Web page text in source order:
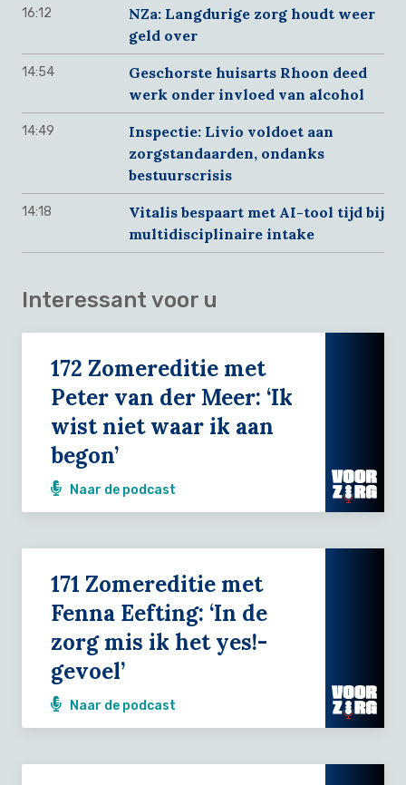
16:12
NZa: Langdurige zorg houdt weer
geld over
14:54
Geschorste huisarts Rhoon deed
werk onder invloed van alcohol
14:49
Inspectie: Livio voldoet aan
zorgstandaarden, ondanks
bestuurscrisis
14:18
Vitalis bespaart met AI-tool tijd bij
multidisciplinaire intake
Interessant voor u
172 Zomereditie met
Peter van der Meer: ‘Ik
wist niet waar ik aan
begon’
Naar de podcast
171 Zomereditie met
Fenna Eefting: ‘In de
zorg mis ik het yes!-
gevoel’
Naar de podcast